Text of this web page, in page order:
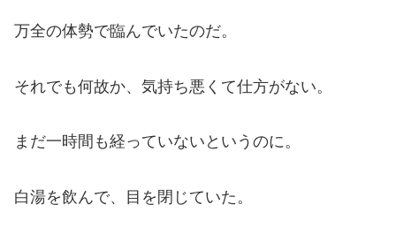
万全の体勢で臨んでいたのだ。
それでも何故か、気持ち悪くて仕方がない。
まだ一時間も経っていないというのに。
白湯を飲んで、目を閉じていた。